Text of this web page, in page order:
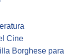
Cine
Borghese para